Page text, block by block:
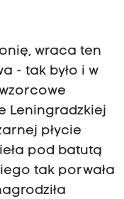
wraca ten
- tak było i w
Leningradzkiej
płycie
pod batutą
tak porwała